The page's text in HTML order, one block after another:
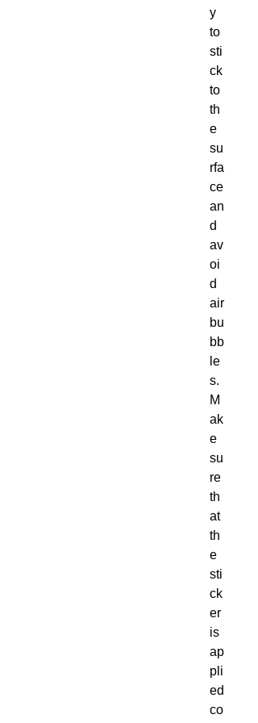
y
to
sti
ck
to
th
e
su
rfa
ce
an
d
av
oi
d
air
bu
bb
le
s.
M
ak
e
su
re
th
at
th
e
sti
ck
er
is
ap
pli
ed
co